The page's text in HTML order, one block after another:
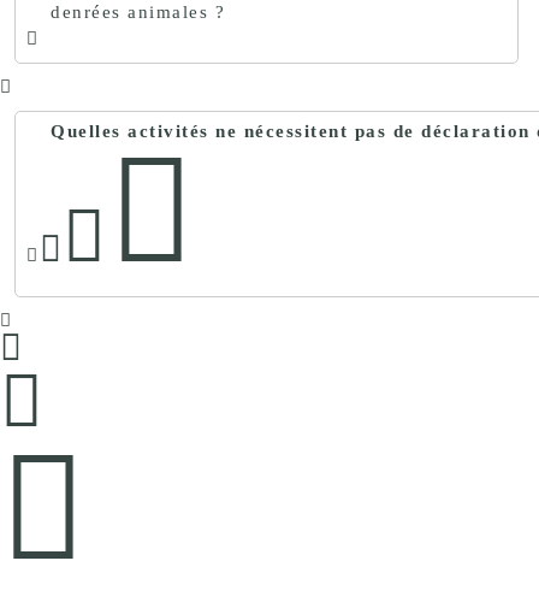
denrées animales ?
Quelles activités ne nécessitent pas de